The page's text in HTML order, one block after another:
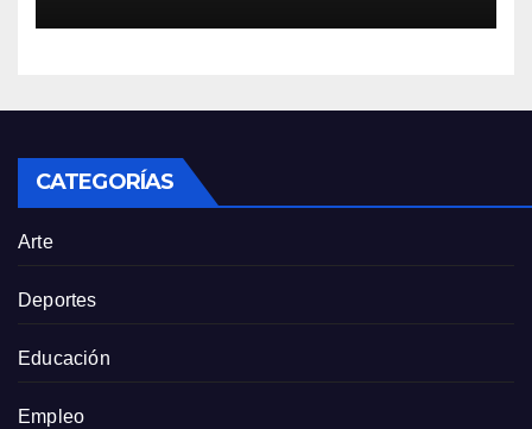
CATEGORÍAS
Arte
Deportes
Educación
Empleo